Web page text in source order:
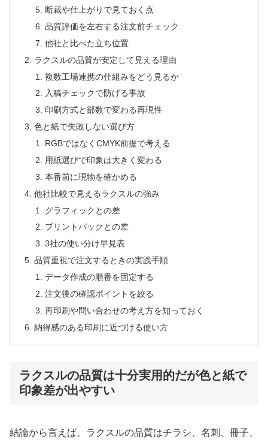
断裁や仕上がりで見ておく点
品質評価を左右する注文前チェック
他社と比べた立ち位置
ラクスルの品質が安定して見える理由
複数工場連携の仕組みをどう見るか
入稿チェックで防げる事故
印刷方式と部数で変わる再現性
色と紙で失敗しない選び方
RGBではなくCMYK前提で考える
用紙選びで印象は大きく変わる
本番前に現物を確かめる
他社比較で見えるラクスルの強み
グラフィックとの差
プリントパックとの差
3社の使い分け早見表
品質重視で注文するときの実践手順
データ作成の順番を固定する
注文後の確認ポイントを絞る
再印刷や問い合わせの考え方を知っておく
納得感のある印刷に近づける使い方
ラクスルの品質は十分実用的だが色と紙で
印象差が出やすい
結論から言えば、ラクスルの品質はチラシ、名刺、冊子、